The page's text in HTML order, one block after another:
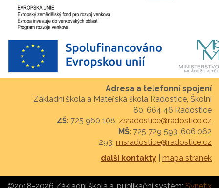
Adresa a telefonní spojení
Základní škola a Mateřská škola Radostice, Školní
80, 664 46 Radostice
ZŠ: 725 960 108, zsradostice@radostice.cz
MŠ: 725 729 593, 606 062
293, msradostice@radostice.cz
další kontakty
mapa stránek
publikační systém: Synetix
©2018-2026 Základní škola a